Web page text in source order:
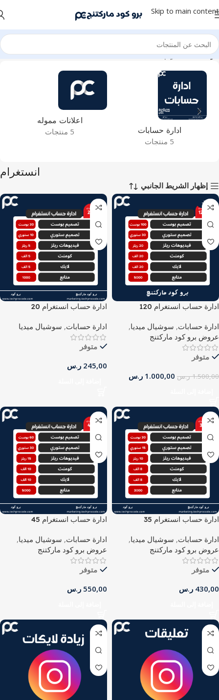
Skip to main content
الرئيسية انستغرام
ادارة حسابات
5 منتجات
اعلانات مموله
5 منتجات
انستغرام
إظهار الشريط الجانبي
-33%
ادارة حساب انستغرام 120
ادارة حسابات, سوشيال ميديا,
عروض برو كود ماركتنج
متوفر
1.500,00 ر.س 1.000,00 ر.س
ادارة حساب انستغرام 20
ادارة حسابات, سوشيال ميديا
متوفر
245,00 ر.س
ادارة حساب انستغرام 35
ادارة حسابات, سوشيال ميديا,
عروض برو كود ماركتنج
متوفر
430,00 ر.س
ادارة حساب انستغرام 45
ادارة حسابات, سوشيال ميديا,
عروض برو كود ماركتنج
متوفر
550,00 ر.س